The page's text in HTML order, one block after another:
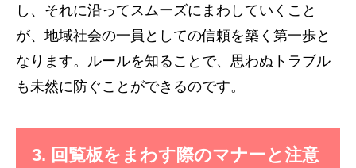
し、それに沿ってスムーズにまわしていくこと
が、地域社会の一員としての信頼を築く第一歩と
なります。ルールを知ることで、思わぬトラブル
も未然に防ぐことができるのです。
3. 回覧板をまわす際のマナーと注意